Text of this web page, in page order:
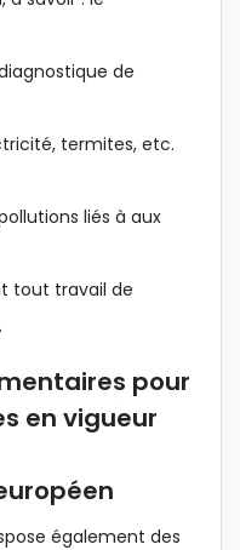
de
termites, etc.
liés à aux
tout travail de
pour
en vigueur
également des